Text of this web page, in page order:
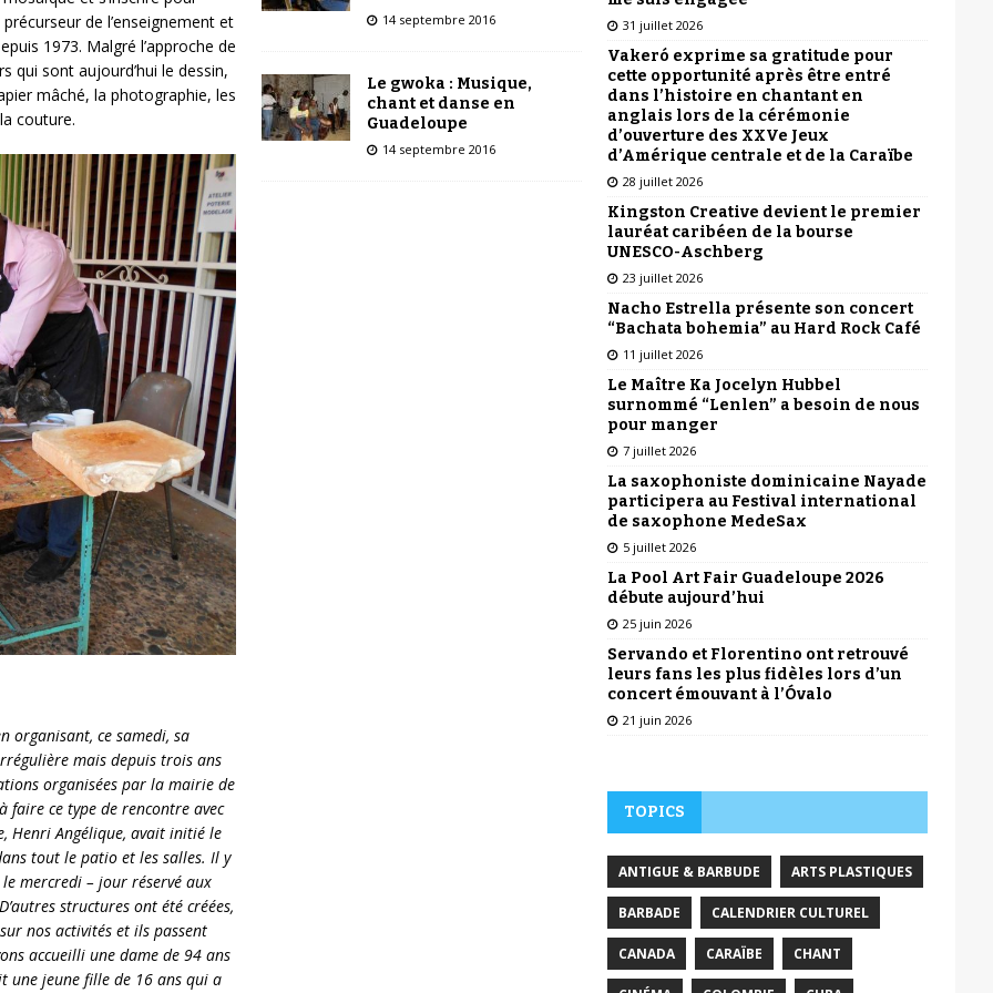
de l’enseignement et
1973. Malgré l’approche de
qui sont aujourd’hui le dessin,
mâché, la photographie, les
couture.
organisant, ce samedi, sa
mais depuis trois ans
organisées par la mairie de
faire ce type de rencontre avec
Henri Angélique, avait initié le
tout le patio et les salles. Il y
le mercredi – jour réservé aux
structures ont été créées,
nos activités et ils passent
accueilli une dame de 94 ans
une jeune fille de 16 ans qui a
14 septembre 2016
Le gwoka : Musique,
chant et danse en
Guadeloupe
14 septembre 2016
31 juillet 2026
Vakeró exprime sa gratitude pour
cette opportunité après être entré
dans l’histoire en chantant en
anglais lors de la cérémonie
d’ouverture des XXVe Jeux
d’Amérique centrale et de la Caraïbe
28 juillet 2026
Kingston Creative devient le premier
lauréat caribéen de la bourse
UNESCO-Aschberg
23 juillet 2026
Nacho Estrella présente son concert
“Bachata bohemia” au Hard Rock Café
11 juillet 2026
Le Maître Ka Jocelyn Hubbel
surnommé “Lenlen” a besoin de nous
pour manger
7 juillet 2026
La saxophoniste dominicaine Nayade
participera au Festival international
de saxophone MedeSax
5 juillet 2026
La Pool Art Fair Guadeloupe 2026
débute aujourd’hui
25 juin 2026
Servando et Florentino ont retrouvé
leurs fans les plus fidèles lors d’un
concert émouvant à l’Óvalo
21 juin 2026
TOPICS
ANTIGUE & BARBUDE ARTS PLASTIQUES
BARBADE CALENDRIER CULTUREL
CANADA CARAÏBE CHANT